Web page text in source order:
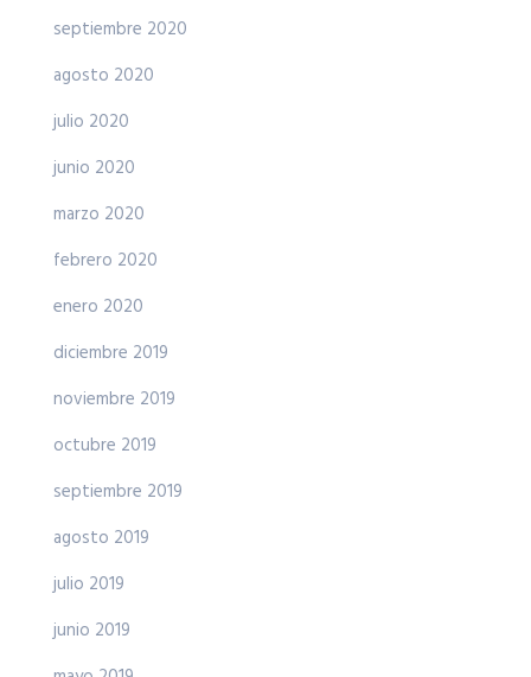
septiembre 2020
agosto 2020
julio 2020
junio 2020
marzo 2020
febrero 2020
enero 2020
diciembre 2019
noviembre 2019
octubre 2019
septiembre 2019
agosto 2019
julio 2019
junio 2019